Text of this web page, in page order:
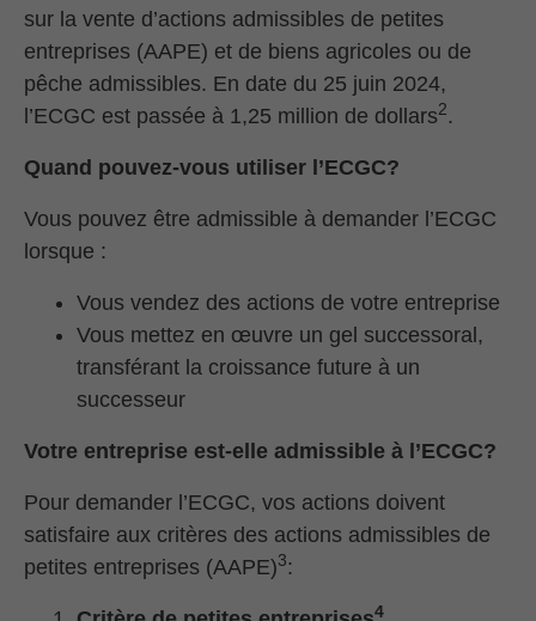
sur la vente d’actions admissibles de petites
entreprises (AAPE) et de biens agricoles ou de
pêche admissibles. En date du 25 juin 2024,
l’ECGC est passée à 1,25 million de dollars2.
Quand pouvez-vous utiliser l’ECGC?
Vous pouvez être admissible à demander l’ECGC
lorsque :
Vous vendez des actions de votre entreprise
Vous mettez en œuvre un gel successoral,
transférant la croissance future à un
successeur
Votre entreprise est-elle admissible à l’ECGC?
Pour demander l’ECGC, vos actions doivent
satisfaire aux critères des actions admissibles de
petites entreprises (AAPE)3:
4